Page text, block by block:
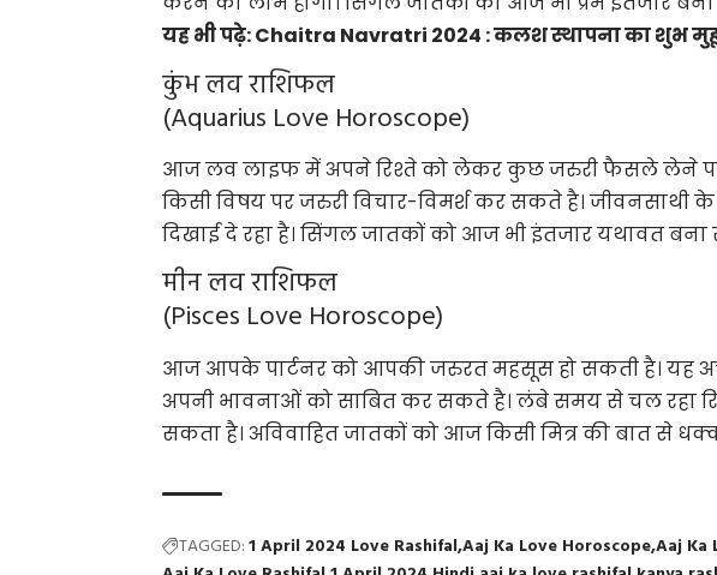
यह भी पढ़े:Chaitra Navratri 2024 : कलश स्थापना का शुभ
कुंभ लव राशिफल
(Aquarius Love Horoscope)
आज लव लाइफ में अपने रिश्ते को लेकर कुछ जरुरी फैसले लेने
किसी विषय पर जरुरी विचार-विमर्श कर सकते है। जीवनसाथी
दिखाई दे रहा है। सिंगल जातकों को आज भी इंतजार यथावत बना
मीन लव राशिफल
(Pisces Love Horoscope)
आज आपके पार्टनर को आपकी जरुरत महसूस हो सकती है। यह
अपनी भावनाओं को साबित कर सकते है। लंबे समय से चल
सकता है। अविवाहित जातकों को आज किसी मित्र की बात से
TAGGED:1 April 2024 Love RashifalAaj Ka Love HoroscopeAaj Ka